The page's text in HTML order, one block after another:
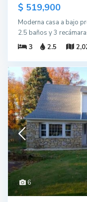
$ 519,900
Moderna casa a bajo
2.5 baños y 3
3
2.5
6